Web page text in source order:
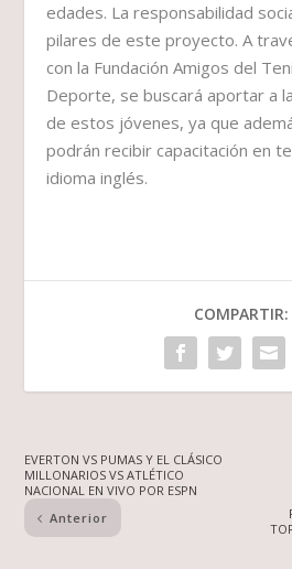
edades. La responsabilidad
pilares de este proyecto. A
con la Fundación Amigos del
Deporte, se buscará aportar a
de estos jóvenes, ya que
podrán recibir capacitación en
idioma inglés.
COMPARTIR:
EVERTON VS PUMAS Y EL CLÁSICO
MILLONARIOS VS ATLÉTICO
NACIONAL EN VIVO POR ESPN
Anterior